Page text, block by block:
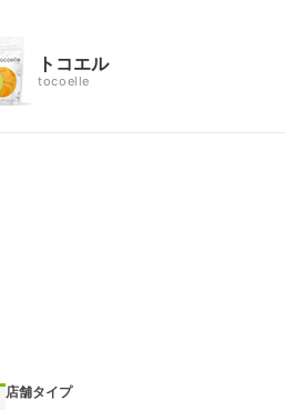
トコエル
tocoelle
店舗タイプ